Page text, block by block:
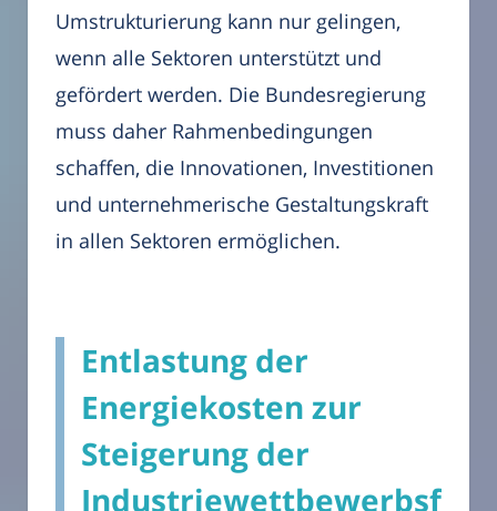
Umstrukturierung kann nur gelingen,
wenn alle Sektoren unterstützt und
gefördert werden. Die Bundesregierung
muss daher Rahmenbedingungen
schaffen, die Innovationen, Investitionen
und unternehmerische Gestaltungskraft
in allen Sektoren ermöglichen.
Entlastung der
Energiekosten zur
Steigerung der